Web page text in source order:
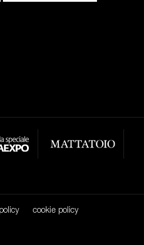
cookie policy